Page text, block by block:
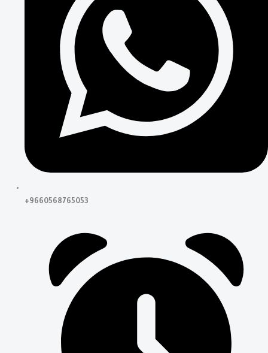
+9660568765053